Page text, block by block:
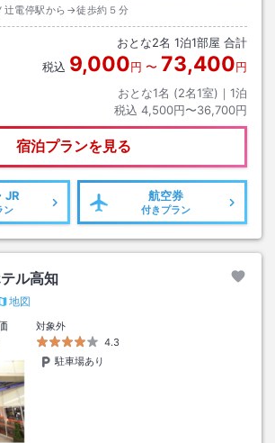
電停駅から→徒歩約５分
おとな2名 1泊1部屋 合計
税込 9,000円 〜 73,400円
おとな1名 (2名1室)｜ 1泊
税込 4,500円〜36,700円
宿泊プランを見る
JR
ン
航空券
付きプラン
ル高知
地図
対象外
4.3
駐車場あり